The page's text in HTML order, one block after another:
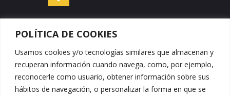
POLÍTICA DE COOKIES
Usamos cookies y/o tecnologías similares que almacenan y
recuperan información cuando navega, como, por ejemplo,
reconocerle como usuario, obtener información sobre sus
hábitos de navegación, o personalizar la forma en que se
DATOS DE CONTACTO
Embutidos y Jamones Peña Cruz